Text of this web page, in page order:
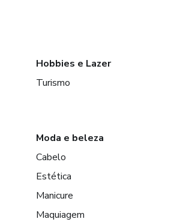
Hobbies e Lazer
Turismo
Moda e beleza
Cabelo
Estética
Manicure
Maquiagem